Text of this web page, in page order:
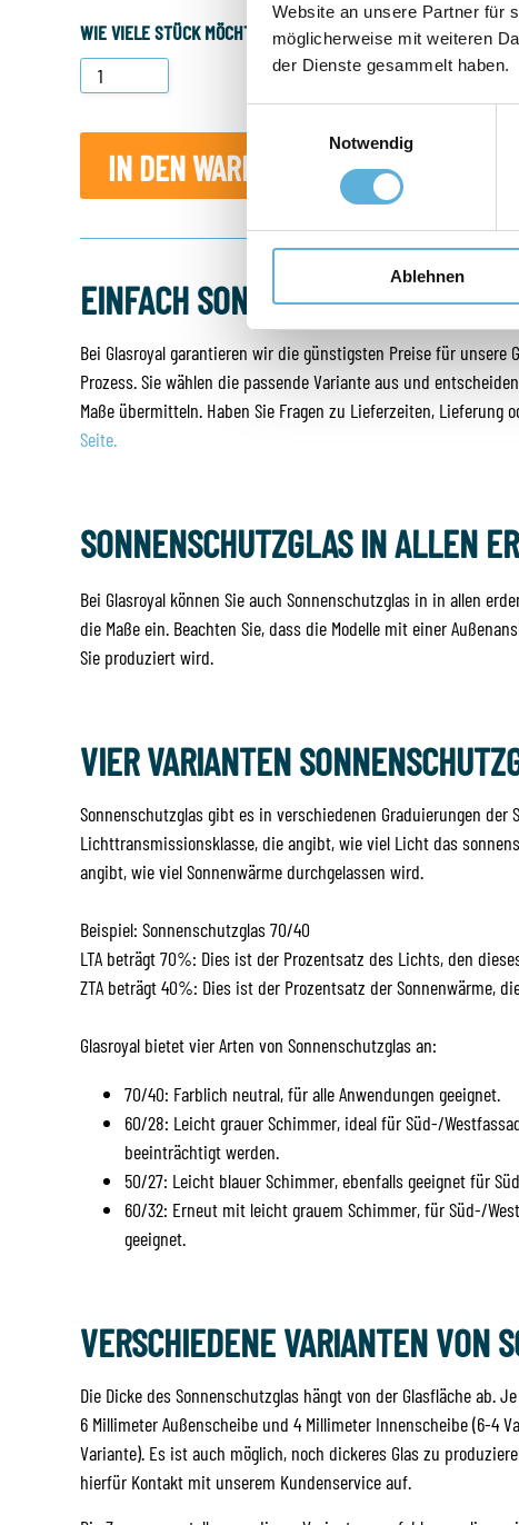
Website an unsere Partner für
möglicherweise mit weiteren
der Dienste gesammelt haben.
Notwendig
Ablehnen
WIE VIELE STÜCK MÖCHTEN SIE BESTELLEN?
IN DEN WARENKORB LEGEN
EINFACH SONNENSCHUTZGLAS
Bei Glasroyal garantieren wir die günstigsten Preise für
Prozess. Sie wählen die passende Variante aus und
Maße übermitteln. Haben Sie Fragen zu Lieferzeiten, Lieferung
Seite.
SONNENSCHUTZGLAS IN ALLEN
Bei Glasroyal können Sie auch Sonnenschutzglas in in allen
die Maße ein. Beachten Sie, dass die Modelle mit einer
Sie produziert wird.
VIER VARIANTEN
Sonnenschutzglas gibt es in verschiedenen Graduierungen
Lichttransmissionsklasse, die angibt, wie viel Licht das
angibt, wie viel Sonnenwärme durchgelassen wird.
Beispiel: Sonnenschutzglas 70/40
LTA beträgt 70%: Dies ist der Prozentsatz des Lichts, den
ZTA beträgt 40%: Dies ist der Prozentsatz der Sonnenwärme,
Glasroyal bietet vier Arten von Sonnenschutzglas an:
70/40: Farblich neutral, für alle Anwendungen geeignet.
60/28: Leicht grauer Schimmer, ideal für Süd-/
beeinträchtigt werden.
50/27: Leicht blauer Schimmer, ebenfalls geeignet für
60/32: Erneut mit leicht grauem Schimmer, für Süd-/
geeignet.
VERSCHIEDENE VARIANTEN VON
Die Dicke des Sonnenschutzglas hängt von der Glasfläche ab.
6 Millimeter Außenscheibe und 4 Millimeter Innenscheibe (6-4
Variante). Es ist auch möglich, noch dickeres Glas zu
hierfür Kontakt mit unserem Kundenservice auf.